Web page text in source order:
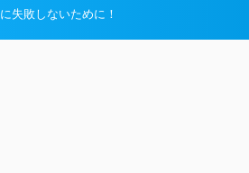
失敗しないために！